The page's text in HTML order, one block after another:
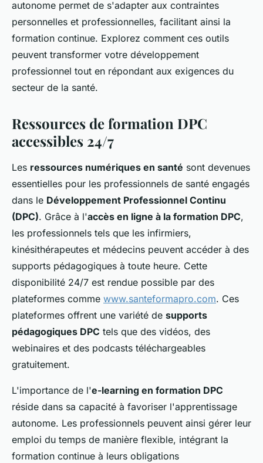
autonome permet de s'adapter aux contraintes
personnelles et professionnelles, facilitant ainsi la
formation continue. Explorez comment ces outils
peuvent transformer votre développement
professionnel tout en répondant aux exigences du
secteur de la santé.
Ressources de formation DPC
accessibles 24/7
Les ressources numériques en santé sont devenues
essentielles pour les professionnels de santé engagés
dans le Développement Professionnel Continu
(DPC). Grâce à l'accès en ligne à la formation DPC,
les professionnels tels que les infirmiers,
kinésithérapeutes et médecins peuvent accéder à des
supports pédagogiques à toute heure. Cette
disponibilité 24/7 est rendue possible par des
plateformes comme www.santeformapro.com. Ces
plateformes offrent une variété de supports
pédagogiques DPC tels que des vidéos, des
webinaires et des podcasts téléchargeables
gratuitement.
L'importance de l'e-learning en formation DPC
réside dans sa capacité à favoriser l'apprentissage
autonome. Les professionnels peuvent ainsi gérer leur
emploi du temps de manière flexible, intégrant la
formation continue à leurs obligations